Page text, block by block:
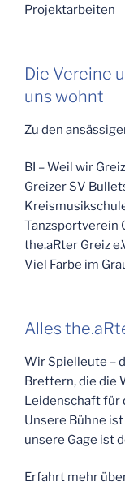
Projektarbeiten
Die Vereine
uns wohnt
Zu den
BI – Weil wir
Greizer SV
Tanzsportverein
the.aRter Greiz
Viel Farbe im
Alles
Wir Spielleute –
Brettern, die die
Leidenschaft für
Unsere Bühne
unsere Gage ist
Erfahrt mehr